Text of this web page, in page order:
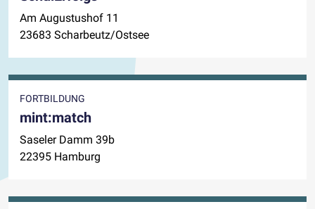
Am Augustushof 11
23683 Scharbeutz/Ostsee
FORTBILDUNG
mint:match
Saseler Damm 39b
22395 Hamburg